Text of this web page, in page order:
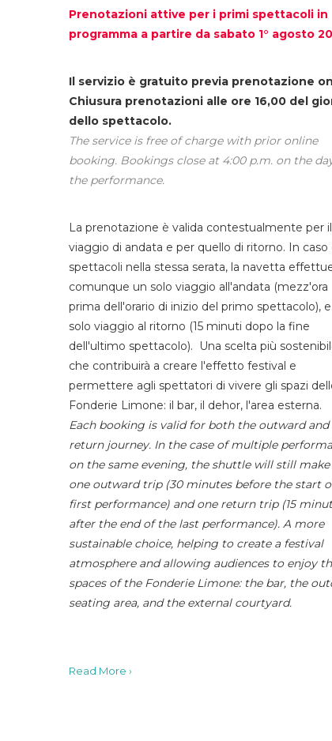
Prenotazioni attive per i primi spettacoli in
programma a partire da sabato 1° agosto
Il servizio è gratuito previa prenotazione
Chiusura prenotazioni alle ore 16,00 del
dello spettacolo.
The service is free of charge with prior online
booking. Bookings close at 4:00 p.m. on the
the performance.
La prenotazione è valida contestualmente per il
viaggio di andata e per quello di ritorno. In caso
spettacoli nella stessa serata, la navetta
comunque un solo viaggio all'andata (mezz'ora
prima dell'orario di inizio del primo spettacolo),
solo viaggio al ritorno (15 minuti dopo la fine
dell'ultimo spettacolo). Una scelta più
che contribuirà a creare l'effetto festival e
permettere agli spettatori di vivere gli spazi
Fonderie Limone: il bar, il dehor, l'area esterna.
Each booking is valid for both the outward and
return journey. In the case of multiple
on the same evening, the shuttle will still
one outward trip (30 minutes before the start
first performance) and one return trip (15
after the end of the last performance). A more
sustainable choice, helping to create a festival
atmosphere and allowing audiences to enjoy
spaces of the Fonderie Limone: the bar, the
seating area, and the external courtyard.
Read More ›